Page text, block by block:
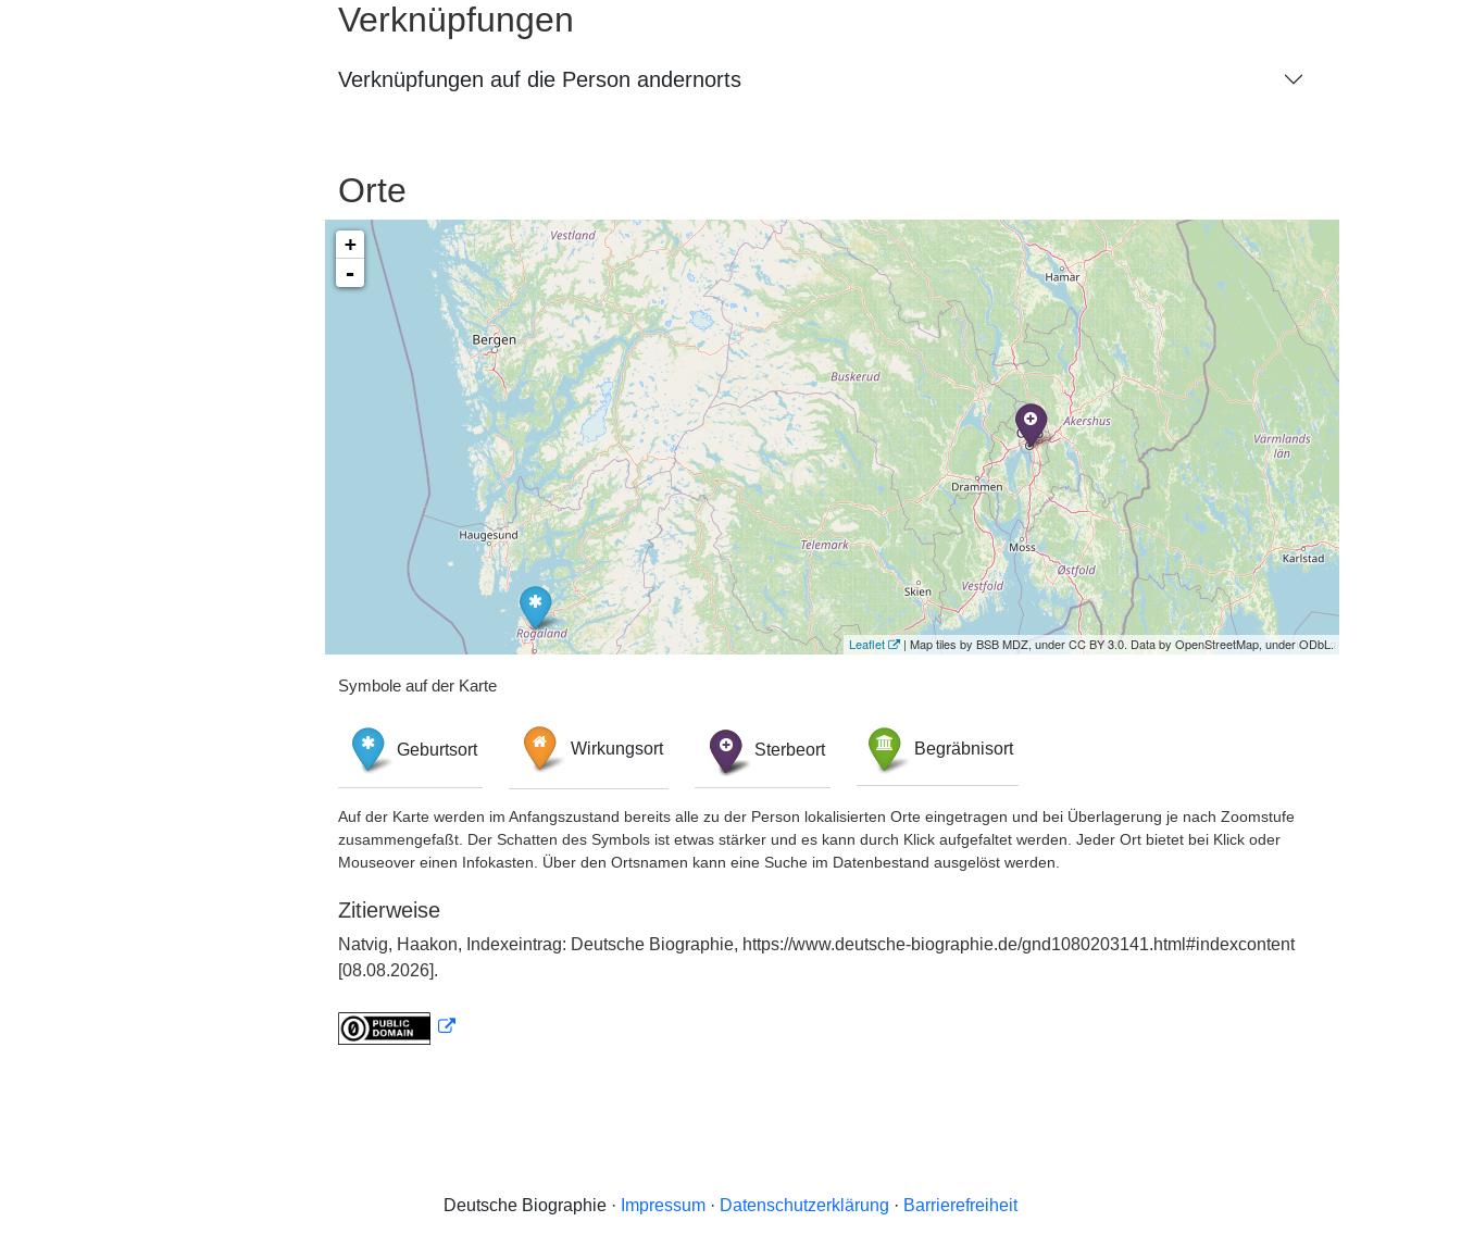
Verknüpfungen
Verknüpfungen auf die Person andernorts
Orte
+
-
Leaflet | Map tiles by BSB MDZ, under CC BY 3.0. Data by OpenStreetMap, under ODbL.
Symbole auf der Karte
Geburtsort Wirkungsort Sterbeort Begräbnisort
Auf der Karte werden im Anfangszustand bereits alle zu der Person lokalisierten Orte eingetragen und bei Überlagerung je nach Zoomstufe
zusammengefaßt. Der Schatten des Symbols ist etwas stärker und es kann durch Klick aufgefaltet werden. Jeder Ort bietet bei Klick oder
Mouseover einen Infokasten. Über den Ortsnamen kann eine Suche im Datenbestand ausgelöst werden.
Zitierweise
Natvig, Haakon, Indexeintrag: Deutsche Biographie, https://www.deutsche-biographie.de/gnd1080203141.html#indexcontent
[08.08.2026].
Deutsche Biographie · Impressum · Datenschutzerklärung · Barrierefreiheit